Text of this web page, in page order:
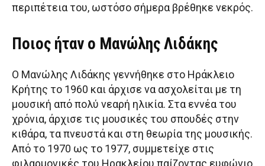
περιπέτεια του, ωστόσο σήμερα βρέθηκε νεκρός.
Ποιος ήταν ο Μανώλης Λιδάκης
Ο Μανώλης Λιδάκης γεννήθηκε στο Ηράκλειο
Κρήτης το 1960 και άρχισε να ασχολείται με τη
μουσική από πολύ νεαρή ηλικία. Στα εννέα του
χρόνια, άρχισε τις μουσικές του σπουδές στην
κιθάρα, τα πνευστά και στη θεωρία της μουσικής.
Από το 1970 ως το 1977, συμμετείχε στις